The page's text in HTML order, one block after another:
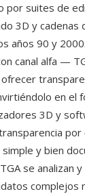
por suites de
3D y cadenas
años 90 y
canal alfa —
en el
3D y
por
y bien
se analizan
complejos